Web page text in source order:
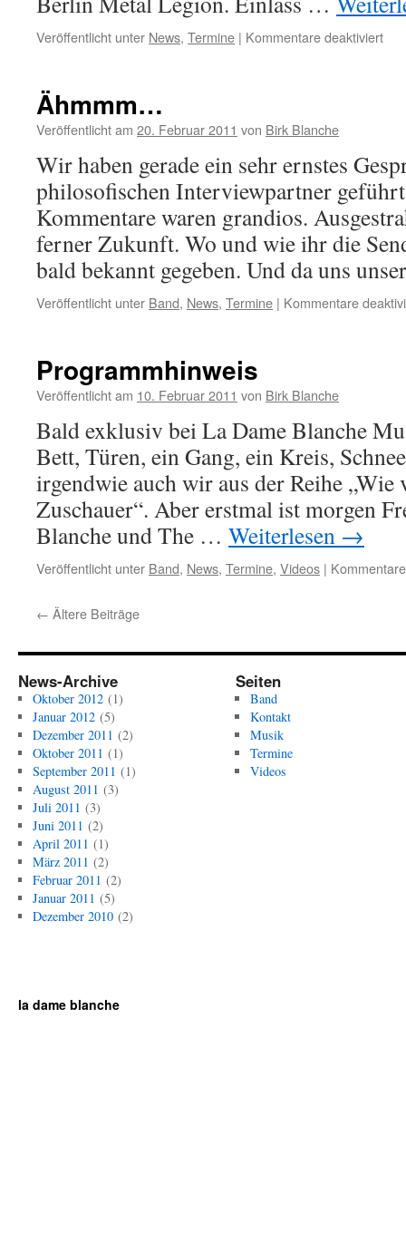
Veröffentlicht unter News, Termine | Kommentare deaktiviertfür
Ähmmm…
Veröffentlicht am 20. Februar 2011 von Birk Blanche
Wir haben gerade ein sehr ernstes
philosofischen Interviewpartner
Kommentare waren grandios.
ferner Zukunft. Wo und wie ihr die
bald bekannt gegeben. Und da uns
Veröffentlicht unter Band, News, Termine | Kommentare
Programmhinweis
Veröffentlicht am 10. Februar 2011 von Birk Blanche
Bald exklusiv bei La Dame Blanche
Bett, Türen, ein Gang, ein Kreis,
irgendwie auch wir aus der Reihe
Zuschauer“. Aber erstmal ist morgen
Blanche und The … Weiterlesen →
Veröffentlicht unter Band, News, Termine, Videos |
← Ältere Beiträge
News-Archive
Oktober 2012(1)
Januar 2012(5)
Dezember 2011 (2)
Oktober 2011 (1)
September 2011 (1)
August 2011 (3)
Juli 2011 (3)
Juni 2011 (2)
April 2011 (1)
März 2011 (2)
Februar 2011 (2)
Januar 2011 (5)
Dezember 2010(2)
Seiten
Band
Kontakt
Musik
Termine
Videos
la dame blanche